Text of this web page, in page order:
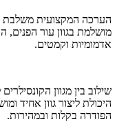
הערכה המקצועית משלבת
מושלמת בגוון עור הפנים,
אדמומיות וקמטים.
שילוב בין מגוון
היכולת ליצור גוון אחיד
הפודרה בקלות ובמהירות.